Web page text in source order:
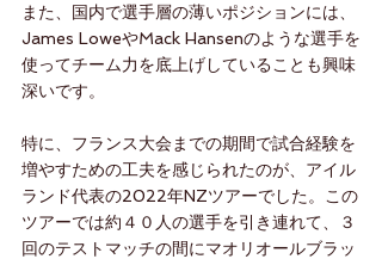
また、国内で選手層の薄いポジションには、
James LoweやMack Hansenのような選手を
使ってチーム力を底上げしていることも興味
深いです。
特に、フランス大会までの期間で試合経験を
増やすための工夫を感じられたのが、アイル
ランド代表の2022年NZツアーでした。この
ツアーでは約４０人の選手を引き連れて、３
回のテストマッチの間にマオリオールブラッ